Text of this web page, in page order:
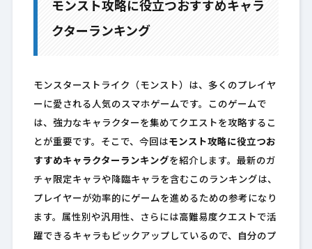
モンスト攻略に役立つおすすめキャラ
クターランキング
モンスターストライク（モンスト）は、多くのプレイヤ
ーに愛される人気のスマホゲームです。このゲームで
は、強力なキャラクターを集めてクエストを攻略するこ
とが重要です。そこで、今回はモンスト攻略に役立つお
すすめキャラクターランキング を紹介します。最新のガ
チャ限定キャラや降臨キャラを含むこのランキングは、
プレイヤーが効率的にゲームを進めるための参考になり
ます。属性別や汎用性、さらには高難易度クエストで活
躍できるキャラもピックアップしているので、自分のプ